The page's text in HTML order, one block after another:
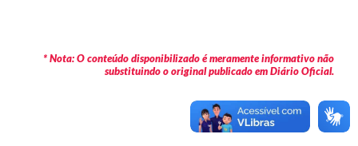
Transparência
* Nota: O conteúdo disponibilizado é meramente informativo não
substituindo o original publicado em Diário Oficial.